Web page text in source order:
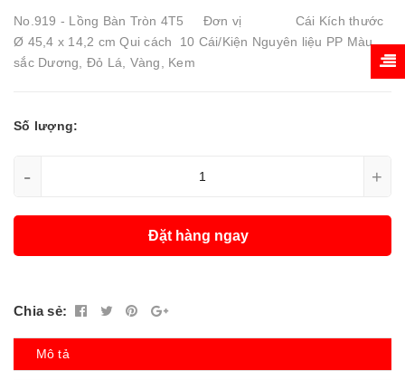
No.919 - Lồng Bàn Tròn 4T5 Đơn vị Cái Kích thước
Ø 45,4 x 14,2 cm Qui cách 10 Cái/Kiện Nguyên liệu PP Màu
sắc Dương, Đỏ Lá, Vàng, Kem
Số lượng:
- +
Đặt hàng ngay
Chia sẻ:
Mô tả